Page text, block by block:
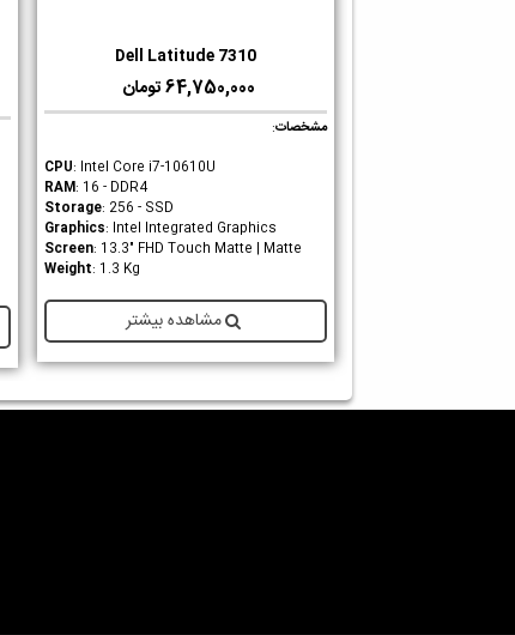
دوست داشتن
Dell Latitude 7310
64,750,000 تومان
مشخصات:
CPU: Intel Core i7-10610U
RAM: 16 - DDR4
Storage: 256 - SSD
Graphics: Intel Integrated Graphics
Screen: 13.3" FHD Touch Matte | Matte
Weight: 1.3 Kg
مشاهده بیشتر